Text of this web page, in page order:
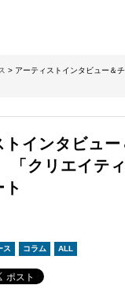
> アーティストインタビュー＆
トインタビュー
「クリエイテ
ト
ス コラム ALL